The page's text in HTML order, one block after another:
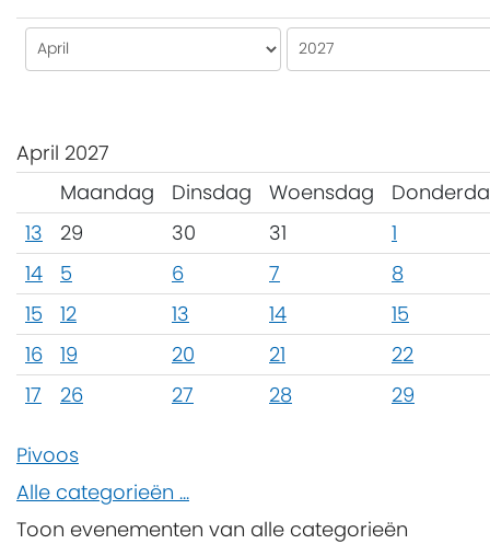
April 2027
Maandag
Dinsdag Woensdag
13
29 30 31
1
14
5 6 7
8
15
12 13 14
15
16
19 20 21
22
17
26 27 28 29
Pivoos
Alle categorieën ...
Toon evenementen van alle categorieën